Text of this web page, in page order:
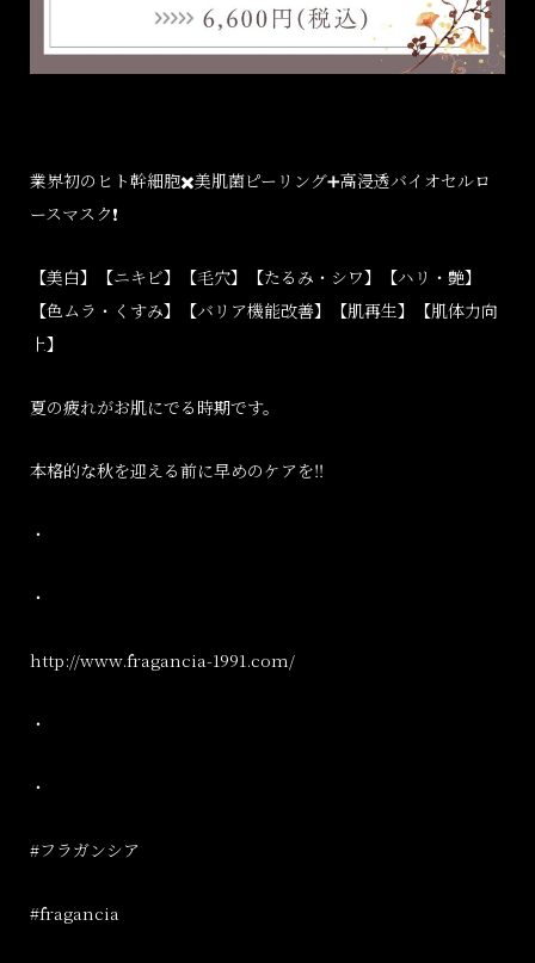
業界初のヒト幹細胞✖️美肌菌ピーリング➕高浸透バイオセルロ
ースマスク❗️
【美白】【ニキビ】【毛穴】【たるみ・シワ】【ハリ・艶】
【色ムラ・くすみ】【バリア機能改善】【肌再生】【肌体力向
上】
夏の疲れがお肌にでる時期です。
本格的な秋を迎える前に早めのケアを‼️
・
・
http://www.fragancia-1991.com/
・
・
#フラガンシア
#fragancia